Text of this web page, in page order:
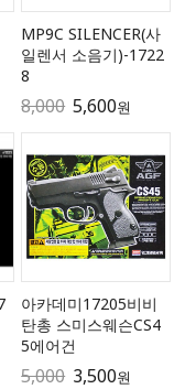
MP9C SILENCER(사
일렌서 소음기)-1722
8
8,000 5,600원
아카데미17205비비
탄총 스미스웨슨CS4
5에어건
5,000 3,500원